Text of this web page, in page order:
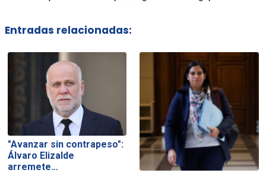
Entradas relacionadas:
"Avanzar sin contrapeso":
Álvaro Elizalde
arremete…